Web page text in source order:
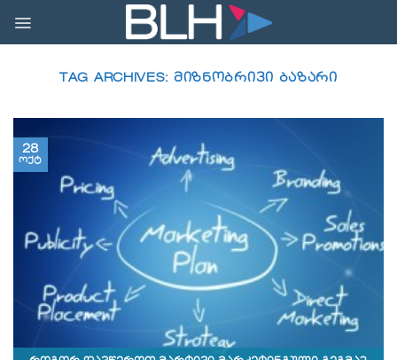
content
TAG ARCHIVES: ᲛᲘᲖᲜᲝᲑᲠᲘᲕᲘ ᲑᲐᲖᲐᲠᲘ
28
ოქტ